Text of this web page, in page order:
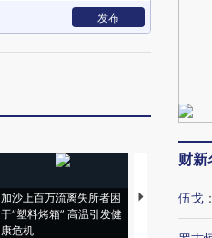
发布
加沙上百万流离失所者困
于“塑料烤箱” 高温引发健
康危机
视线｜
心“花钱找虐”
财新
伍戈 ：